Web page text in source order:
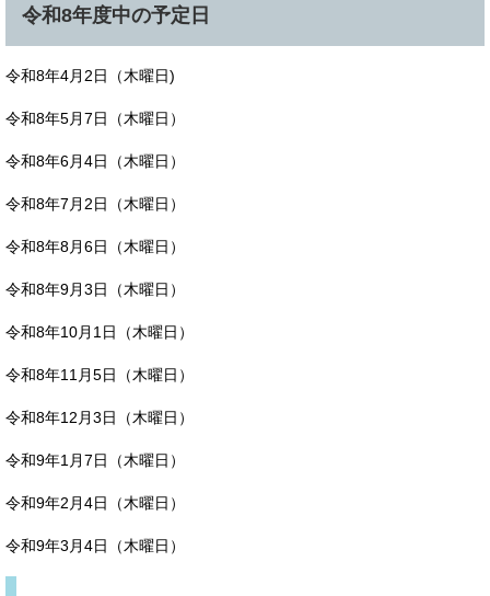
令和8年度中の予定日
令和8年4月2日（木曜日)
令和8年5月7日（木曜日）
令和8年6月4日（木曜日）
令和8年7月2日（木曜日）
令和8年8月6日（木曜日）
令和8年9月3日（木曜日）
令和8年10月1日（木曜日）
令和8年11月5日（木曜日）
令和8年12月3日（木曜日）
令和9年1月7日（木曜日）
令和9年2月4日（木曜日）
令和9年3月4日（木曜日）